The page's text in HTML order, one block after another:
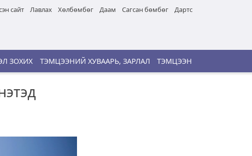
сайт Лавлах Хөлбөмбөг Даам Сагсан бөмбөг Дартс
ЗОХИХ ТЭМЦЭЭНИЙ ХУВААРЬ, ЗАРЛАЛ ТЭМЦЭЭН